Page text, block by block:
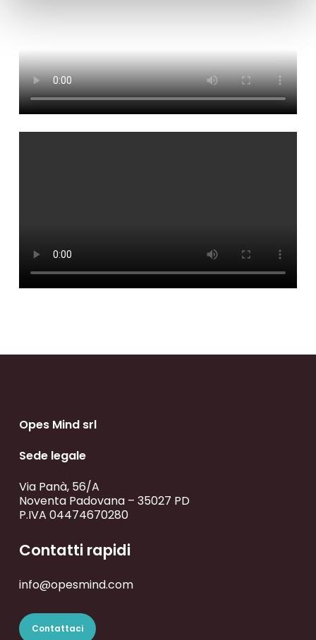
Opes Mind srl
Sede legale
Via Panà, 56/A
Noventa Padovana – 35027 PD
P.IVA 04474670280
Contatti rapidi
info@opesmind.com
Contattaci